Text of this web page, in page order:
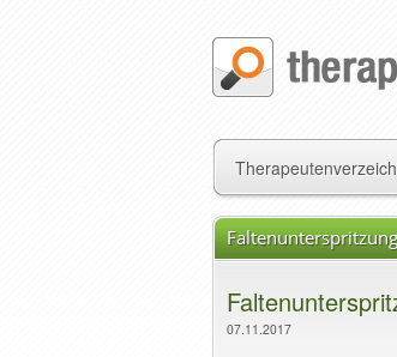
Faltenunterspritzung
07.11.2017